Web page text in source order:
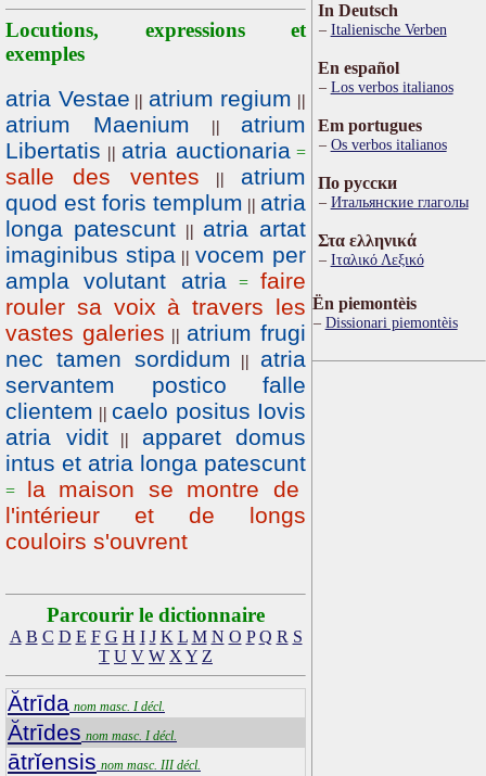
Locutions, expressions et
exemples
atria Vestae || atrium regium ||
atrium Maenium ||
atrium
Libertatis || atria auctionaria=
salle des ventes ||
atrium
quod est foris templum || atria
longa patescunt || atria artat
imaginibus stipa || vocem per
ampla volutant atria= faire
rouler sa voix à travers les
vastes galeries || atrium frugi
nec tamen sordidum
||
atria
servantem postico falle
clientem || caelo positus Iovis
atria vidit
||
apparet domus
intus et atria longa patescunt
= la maison se montre de
l'intérieur et de longs
couloirs s'ouvrent
Parcourir le dictionnaire
A B C D E F G H I J K L M N O P Q R S
T U V W X Y Z
Ătrīda nom masc. I décl.
Ătrīdes nom masc. I décl.
ātrĭensis nom masc. III décl.
In Deutsch
Italienische Verben
En español
Los verbos italianos
Em portugues
Os verbos italianos
По русски
Итальянские глаголы
Στα ελληνικά
Ιταλικό Λεξικό
Ën piemontèis
Dissionari piemontèis